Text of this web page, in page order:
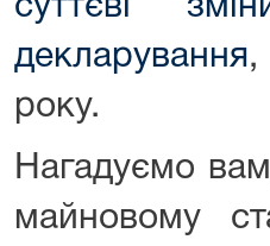
суттєві
декларування,
року.
Нагадуємо
майновому